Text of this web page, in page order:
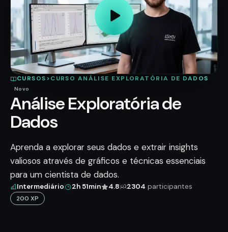
CURSOS>CURSO ANÁLISE EXPLORATÓRIA DE DADOS
Novo
Análise Exploratória de
Dados
Aprenda a explorar seus dados e extrair insights
valiosos através de gráficos e técnicas essenciais
para um cientista de dados.
Intermediário 2h 51min 4.8 2304 participantes
200 XP